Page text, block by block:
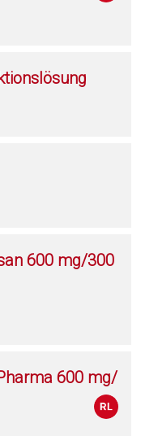
600 mg/300
600 mg/